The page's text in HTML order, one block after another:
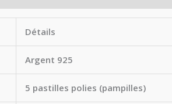
Détails
Argent 925
5 pastilles polies (pampilles)